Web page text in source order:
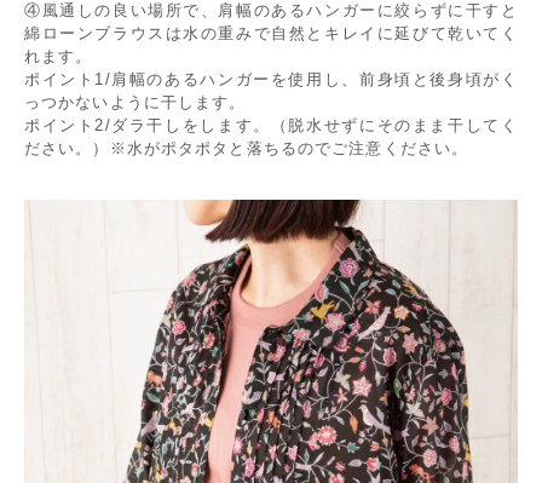
④風通しの良い場所で、肩幅のあるハンガーに絞らずに干すと
綿ローンブラウスは水の重みで自然とキレイに延びて乾いてく
れます。
ポイント1/肩幅のあるハンガーを使用し、前身頃と後身頃がく
っつかないように干します。
ポイント2/ダラ干しをします。（脱水せずにそのまま干してく
ださい。）※水がポタポタと落ちるのでご注意ください。